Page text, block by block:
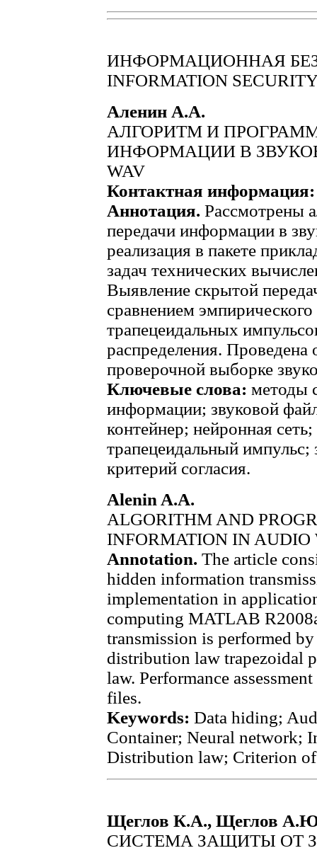
ИНФОРМАЦИОННАЯ
INFORMATION
Аленин А.А.
АЛГОРИТМ И
ИНФОРМАЦИИ В
WAV
Контактная информация:
Аннотация. Рассмотрены
передачи информации в
реализация в пакете
задач технических
Выявление скрытой
сравнением эмпирического
трапецеидальных
распределения. Проведена
проверочной выборке
Ключевые слова: методы
информации; звуковой
контейнер; нейронная
трапецеидальный импульс;
критерий согласия.
Alenin A.A.
ALGORITHM AND
INFORMATION IN AUDIO
Annotation. The article
hidden information
implementation in
computing MATLAB
transmission is performed
distribution law trapezoidal
law. Performance
files.
Keywords: Data hiding;
Container; Neural network;
Distribution law; Criterion of
Щеглов К.А., Щеглов
СИСТЕМА ЗАЩИТЫ ОТ